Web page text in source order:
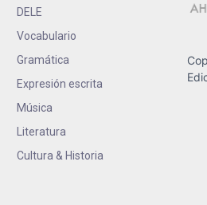
DELE
Vocabulario
Gramática
Expresión escrita
Música
Literatura
Cultura & Historia